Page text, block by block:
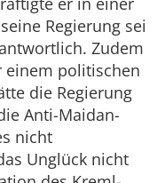
Regierung sei
Zudem
politischen
die Regierung
Anti-Maidan-
nicht
Unglück nicht